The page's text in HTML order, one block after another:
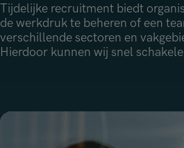
Tijdelijke recruitment biedt
de werkdruk te beheren of een
verschillende sectoren en
Hierdoor kunnen wij snel